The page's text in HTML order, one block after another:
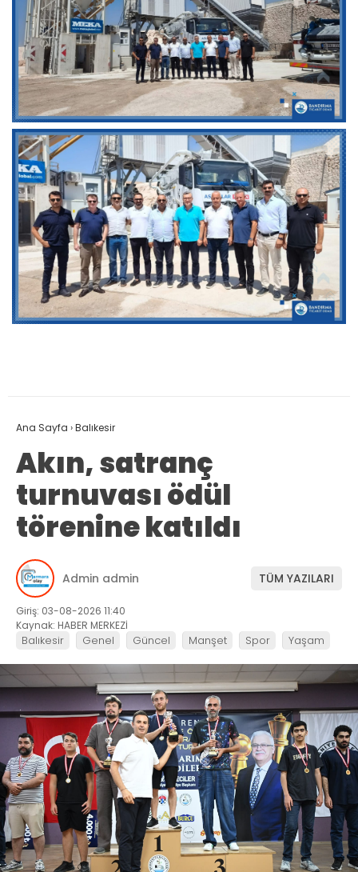
Ana Sayfa ›Balıkesir
Akın, satranç
turnuvası ödül
törenine katıldı
Admin admin TÜM YAZILARI
Giriş: 03-08-2026 11:40
Kaynak: HABER MERKEZİ
Balıkesir Genel Güncel Manşet Spor Yaşam